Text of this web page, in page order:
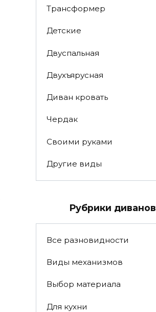
Трансформер
Детские
Двуспальная
Двухъярусная
Диван кровать
Чердак
Своими руками
Другие виды
Рубрики диванов
Все разновидности
Виды механизмов
Выбор материала
Для кухни